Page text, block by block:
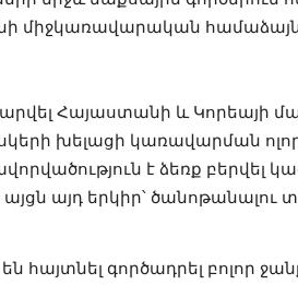
միջկառավարական
Հայաստանի և Կորեայի
խելացի կառավարման
է ձեռք բերվել
այդ երկիր՝
հայտնել գործադրել բոլոր